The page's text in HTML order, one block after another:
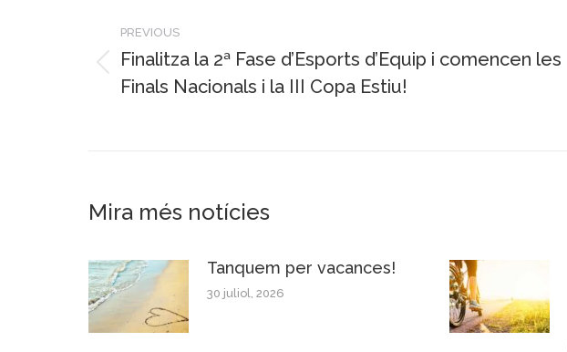
navigation
PREVIOUS
post:
Finalitza la 2ª Fase d’Esports d’Equip i comencen les
Finals Nacionals i la III Copa Estiu!
Mira més notícies
Tanquem per vacances!
30 juliol, 2026